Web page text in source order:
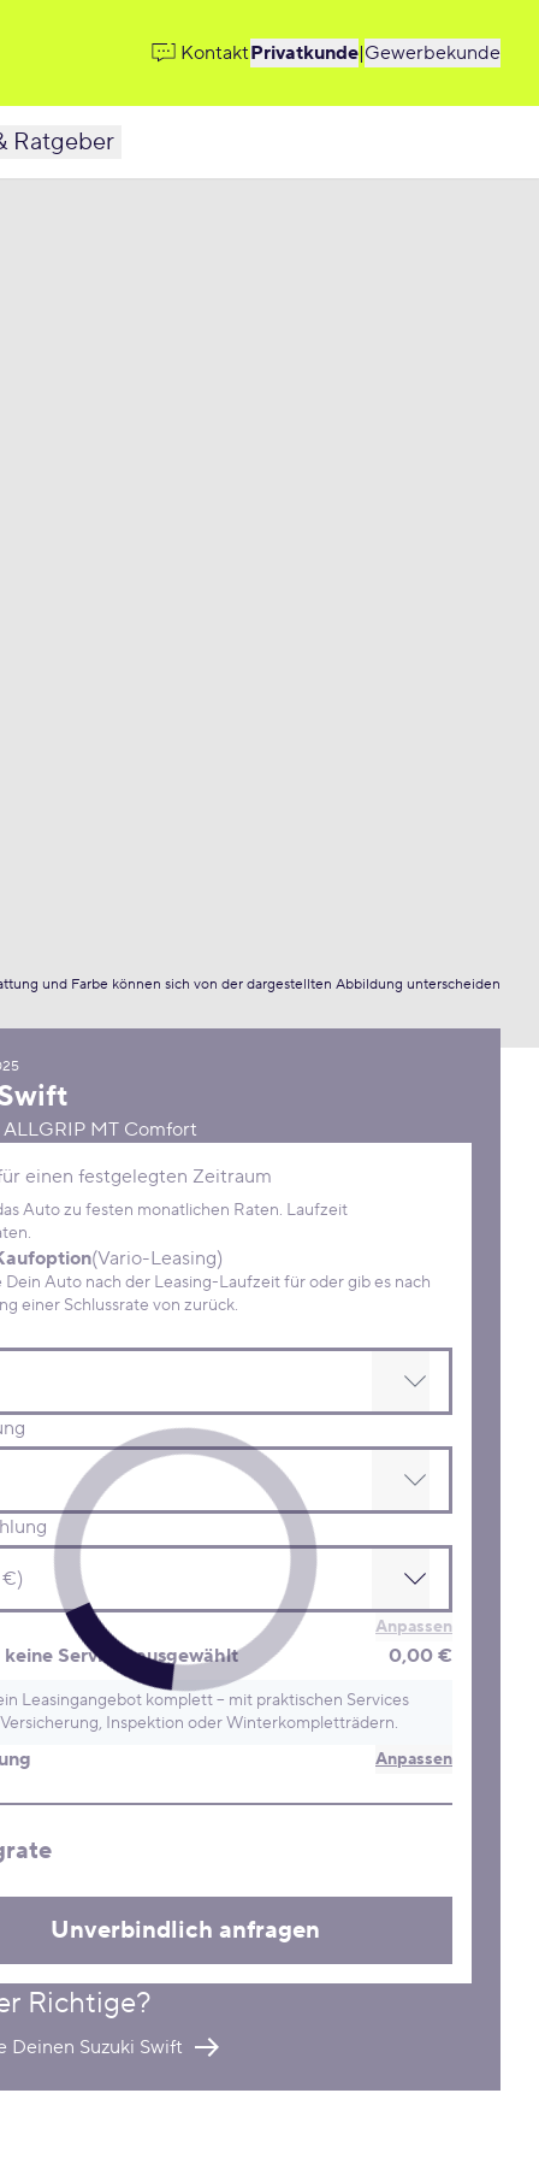
KontaktPrivatkunde|Gewerbekunde
Ratgeber
und Farbe können sich von der dargestellten Abbildung unterscheiden
ALLGRIP MT Comfort
einen festgelegten Zeitraum
Auto zu festen monatlichen Raten. Laufzeit
(Vario-Leasing)
Auto nach der Leasing-Laufzeit für oder gib es nach
Zahlung einer Schlussrate von zurück.
Anpassen
Services ausgewählt 0,00 €
Leasingangebot komplett – mit praktischen Services
Inspektion oder Winterkompletträdern.
Anpassen
Unverbindlich anfragen
Richtige?
Deinen Suzuki Swift